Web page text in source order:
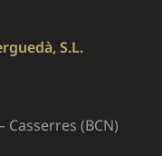
S.L.
Casserres (BCN)